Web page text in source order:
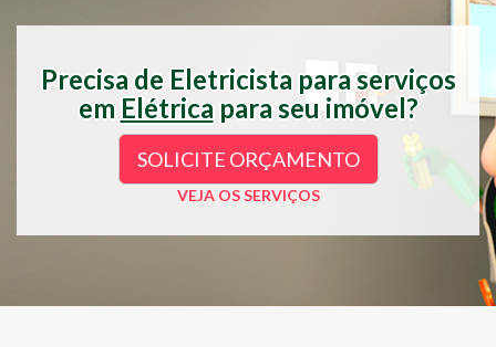
Precisa de Eletricista para serviços
em Elétrica para seu imóvel?
SOLICITE ORÇAMENTO
VEJA OS SERVIÇOS